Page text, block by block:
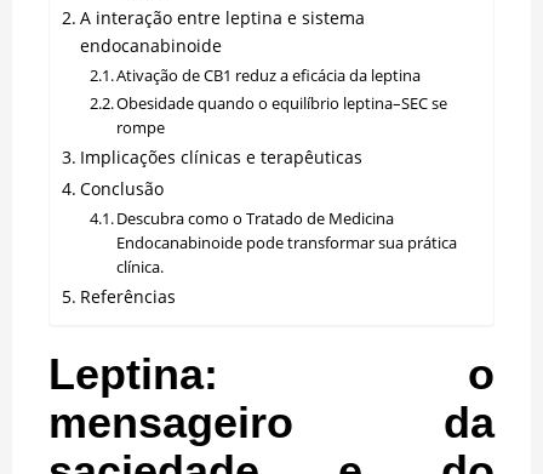
A interação entre leptina e sistema
endocanabinoide
Ativação de CB1 reduz a eficácia da leptina
Obesidade quando o equilíbrio leptina–SEC se
rompe
Implicações clínicas e terapêuticas
Conclusão
Descubra como o Tratado de Medicina
Endocanabinoide pode transformar sua prática
clínica.
Referências
Leptina: o
mensageiro da